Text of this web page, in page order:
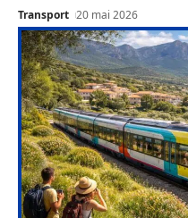
Transport 20 mai 2026